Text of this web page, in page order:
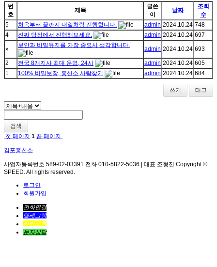
번
호
제목
글쓴
이
날짜
조회
수
5
처음부터 끝까지 내일처럼 진행합니다. admin 2024.10.24 748
4
진짜 탐정에서 진행해보세요. admin 2024.10.24 697
»
보안과 비밀유지를 가장 중요시 생각합니다.
admin 2024.10.24 693
2 전국 8개지사 최대 운영, 24시 admin 2024.10.24 605
1
100% 비밀보장, 흥신소 사람찾기 admin 2024.10.24 684
쓰기 태그
검색
첫 페이지 1 끝 페이지
김포흥신소
사업자등록번호 589-02-03391 전화 010-5822-5036 | 대표 조형진 Copyright ©
SPEED. All rights reserved.
로그인
회원가입
전화연결
텔레그램
카카오톡
문자상담